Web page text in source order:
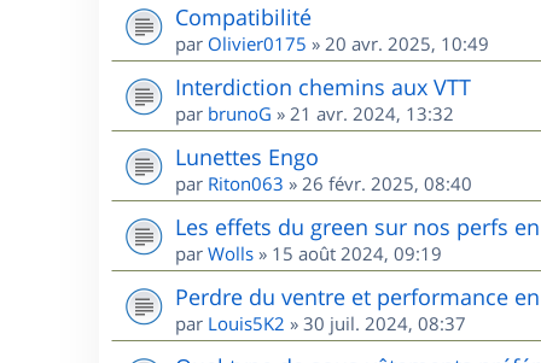
Compatibilité
par Olivier0175 » 20 avr. 2025, 10:49
Interdiction chemins aux VTT
par brunoG » 21 avr. 2024, 13:32
Lunettes Engo
par Riton063 » 26 févr. 2025, 08:40
Les effets du green sur nos perfs en
par Wolls » 15 août 2024, 09:19
Perdre du ventre et performance en
par Louis5K2 » 30 juil. 2024, 08:37